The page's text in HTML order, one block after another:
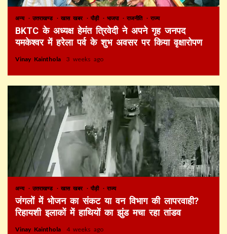
अन्य उत्तराखण्ड खास खबर पौड़ी भाजपा राजनीति राज्य
BKTC के अध्यक्ष हेमंत त्रिवेदी ने अपने गृह जनपद
यमकेश्वर में हरेला पर्व के शुभ अवसर पर किया वृक्षारोपण
Vinay Kainthola 3 weeks ago
अन्य उत्तराखण्ड खास खबर पौड़ी राज्य
जंगलों में भोजन का संकट या वन विभाग की लापरवाही?
रिहायशी इलाकों में हाथियों का झुंड मचा रहा तांडव
Vinay Kainthola 4 weeks ago